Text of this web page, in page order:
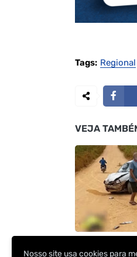
Tags: Regional
VEJA
TRISTEZA
Nosso site usa cookies para